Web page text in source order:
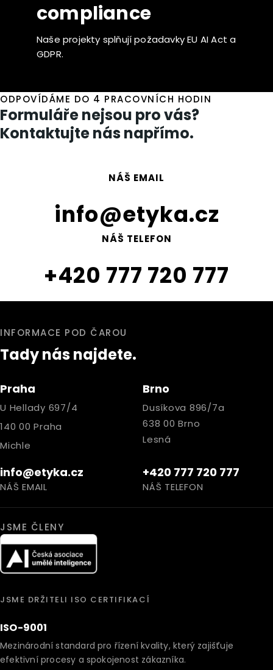
compliance
Naše projekty splňují požadavky EU AI Act a
GDPR.
ODPOVÍDÁME DO 4 PRACOVNÍCH HODIN
Formuláře nejsou pro vás?
Kontaktujte nás napřímo.
NÁŠ EMAIL
info@etyka.cz
NÁŠ TELEFON
+420 777 720 777
INFORMACE POD ČAROU
Tady nás najdete.
Praha
U Hellady 697/4
140 00 Praha
Michle
Brno
Dusíkova 896/7a
638 00 Brno
Lesná
info@etyka.cz
NÁŠ EMAIL
+420 777 720 777
NÁŠ TELEFON
JSME ČLENY
JSME DRŽITELI ISO CERTIFIKACÍ
ISO-9001
Mezinárodní standard pro řízení kvality, který zajišťuje
efektivní procesy a spokojenost zákazníka.